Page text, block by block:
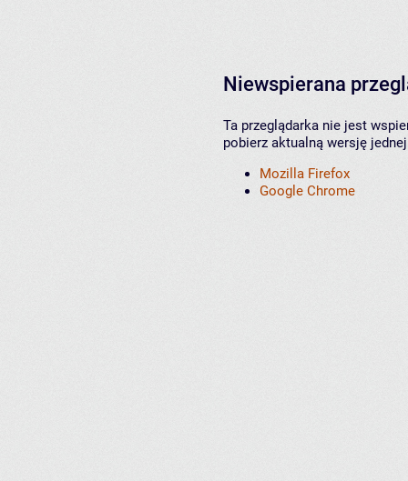
Niewspierana
Ta przeglądarka nie jest
pobierz aktualną wersję
Mozilla Firefox
Google Chrome